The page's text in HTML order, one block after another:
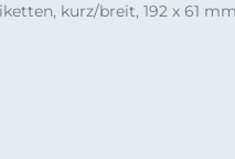
kurz/breit, 192 x 61